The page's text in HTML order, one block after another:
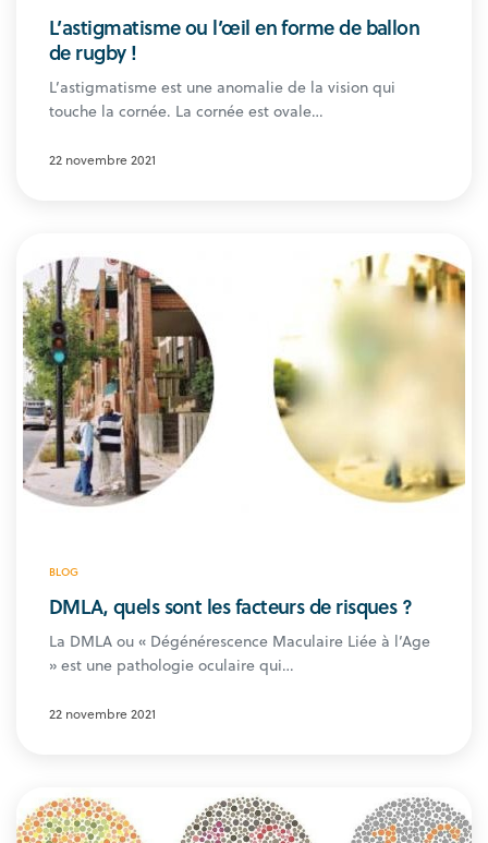
L’astigmatisme ou l’œil en forme de ballon
de rugby !
L’astigmatisme est une anomalie de la vision qui
touche la cornée. La cornée est ovale…
22 novembre 2021
BLOG
DMLA, quels sont les facteurs de risques ?
La DMLA ou « Dégénérescence Maculaire Liée à l’Age
» est une pathologie oculaire qui…
22 novembre 2021